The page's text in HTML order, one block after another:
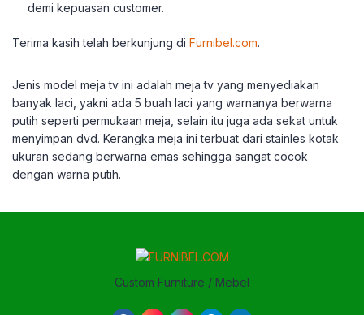
demi kepuasan customer.
Terima kasih telah berkunjung di Furnibel.com.
Jenis model meja tv ini adalah meja tv yang menyediakan
banyak laci, yakni ada 5 buah laci yang warnanya berwarna
putih seperti permukaan meja, selain itu juga ada sekat untuk
menyimpan dvd. Kerangka meja ini terbuat dari stainles kotak
ukuran sedang berwarna emas sehingga sangat cocok
dengan warna putih.
Custom Furniture / Mebel